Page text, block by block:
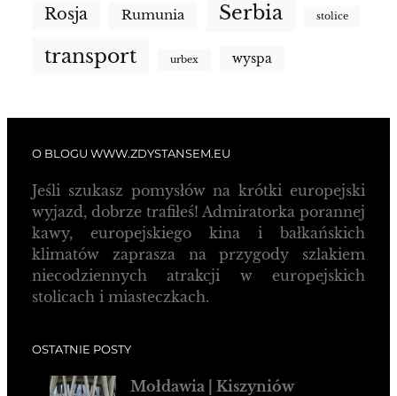
Rosja Rumunia Serbia stolice
transport urbex wyspa
O BLOGU WWW.ZDYSTANSEM.EU
Jeśli szukasz pomysłów na krótki europejski
wyjazd, dobrze trafiłeś! Admiratorka porannej
kawy, europejskiego kina i bałkańskich
klimatów zaprasza na przygody szlakiem
niecodziennych atrakcji w europejskich
stolicach i miasteczkach.
OSTATNIE POSTY
Mołdawia | Kiszyniów